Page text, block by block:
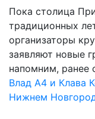
Пока столица
традиционных
организаторы
заявляют новые
напомним, ранее
Влад А4 и Клава
Нижнем